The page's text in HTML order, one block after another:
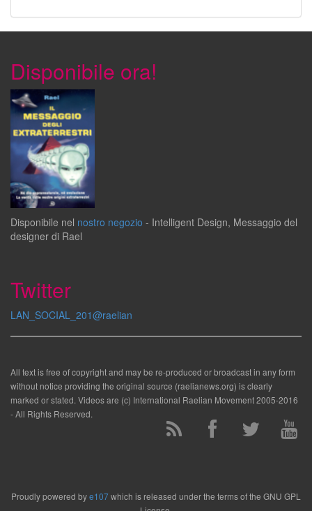
Disponibile ora!
Disponibile nel nostro negozio - Intelligent Design, Messaggio del
designer di Rael
Twitter
LAN_SOCIAL_201@raelian
All text is free of copyright and may be re-produced or broadcast in any form
without notice providing the original source (raelianews.org) is clearly
marked or stated. Videos are (c) International Raelian Movement 2005-2016
- All Rights Reserved.
Proudly powered bye107which is released under the terms of the GNU GPL